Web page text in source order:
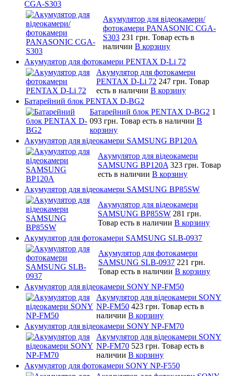
CGA-S303
Акумулятор для відеокамери/
фотокамери PANASONIC CGA-
S303 231 грн. Товар есть в
наличии В корзину
Акумулятор для фотокамери PENTAX D-Li 72
Акумулятор для фотокамери
PENTAX D-Li 72 247 грн. Товар
есть в наличии В корзину
Батарейний блок PENTAX D-BG2
Батарейний блок PENTAX D-BG2 1
093 грн. Товар есть в наличии В
корзину
Акумулятор для відеокамери SAMSUNG BP120A
Акумулятор для відеокамери
SAMSUNG BP120A 323 грн. Товар
есть в наличии В корзину
Акумулятор для відеокамери SAMSUNG BP85SW
Акумулятор для відеокамери
SAMSUNG BP85SW 281 грн.
Товар есть в наличии В корзину
Акумулятор для фотокамери SAMSUNG SLB-0937
Акумулятор для фотокамери
SAMSUNG SLB-0937 221 грн.
Товар есть в наличии В корзину
Акумулятор для відеокамери SONY NP-FM50
Акумулятор для відеокамери SONY
NP-FM50 423 грн. Товар есть в
наличии В корзину
Акумулятор для відеокамери SONY NP-FM70
Акумулятор для відеокамери SONY
NP-FM70 523 грн. Товар есть в
наличии В корзину
Акумулятор для фотокамери SONY NP-F550